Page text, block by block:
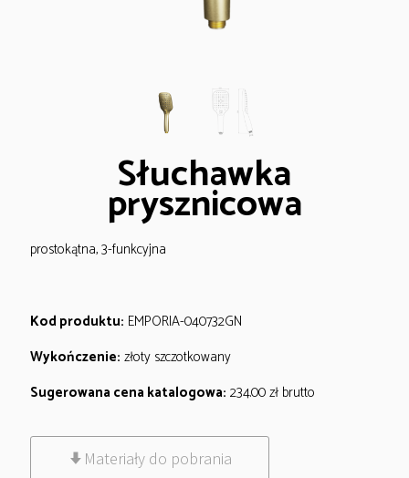
Słuchawka
prysznicowa
prostokątna, 3-funkcyjna
Kod produktu: EMPORIA-040732GN
Wykończenie: złoty szczotkowany
Sugerowana cena katalogowa: 234.00zł brutto
Materiały do pobrania